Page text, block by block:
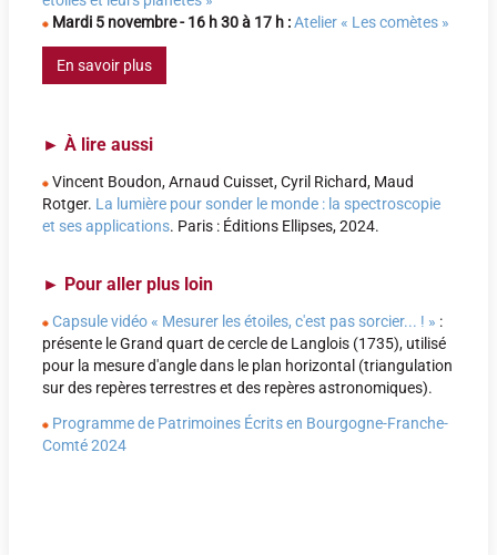
Mardi 5 novembre - 16 h 30 à 17 h :Atelier « Les comètes »
En savoir plus
► À lire aussi
Vincent Boudon, Arnaud Cuisset, Cyril Richard, Maud
Rotger. La lumière pour sonder le monde : la spectroscopie
et ses applications. Paris : Éditions Ellipses, 2024.
► Pour aller plus loin
Capsule vidéo « Mesurer les étoiles, c'est pas sorcier... ! » :
présente le Grand quart de cercle de Langlois (1735), utilisé
pour la mesure d'angle dans le plan horizontal (triangulation
sur des repères terrestres et des repères astronomiques).
Programme de Patrimoines Écrits en Bourgogne-Franche-
Comté 2024